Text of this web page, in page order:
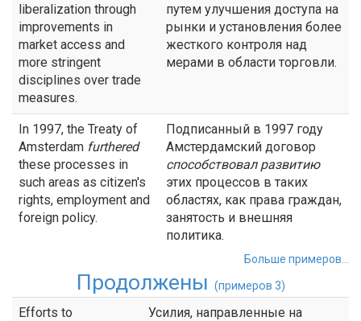
liberalization through
improvements in
market access and
more stringent
disciplines over trade
measures.
путем улучшения доступа на
рынки и установления более
жесткого контроля над
мерами в области торговли.
In 1997, the Treaty of
Amsterdam furthered
these processes in
such areas as citizen's
rights, employment and
foreign policy.
Подписанный в 1997 году
Амстердамский договор
способствовал развитию
этих процессов в таких
областях, как права граждан,
занятость и внешняя
политика.
Больше примеров...
Продолжены (примеров 3)
Efforts to
Усилия, направленные на